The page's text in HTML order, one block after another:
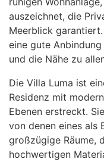
auszeichnet, die
Meerblick
eine gute
und die Nähe zu
Die Villa Luma ist
Residenz mit
Ebenen erstreckt.
von denen eines als
großzügige Räume,
hochwertigen